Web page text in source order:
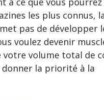
les plus connus,
pas de développer
voulez devenir
votre volume total de
la priorité à la